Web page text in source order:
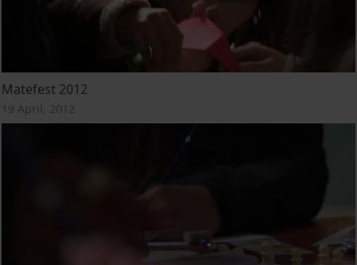
Matefest 2012
19 April, 2012